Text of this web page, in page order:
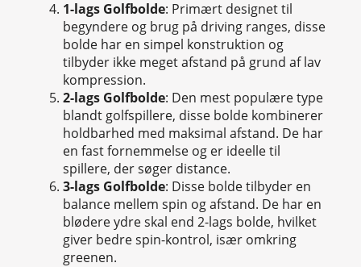
1-lags Golfbolde: Primært designet til
begyndere og brug på driving ranges, disse
bolde har en simpel konstruktion og
tilbyder ikke meget afstand på grund af lav
kompression.
2-lags Golfbolde: Den mest populære type
blandt golfspillere, disse bolde kombinerer
holdbarhed med maksimal afstand. De har
en fast fornemmelse og er ideelle til
spillere, der søger distance.
3-lags Golfbolde: Disse bolde tilbyder en
balance mellem spin og afstand. De har en
blødere ydre skal end 2-lags bolde, hvilket
giver bedre spin-kontrol, især omkring
greenen.